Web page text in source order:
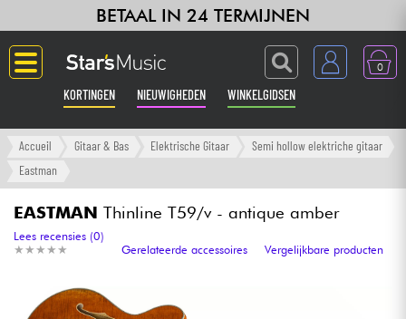
BETAAL IN 24 TERMIJNEN
0
KORTINGEN NIEUWIGHEDEN WINKELGIDSEN
Langue
Versterker & Effecten
Accueil Gitaar & Bas Elektrische Gitaar
Semi hollow elektriche gitaar
Eastman
EASTMAN Thinline T59/v - antique amber
★ ★ ★ ★ ★
★ ★ ★ ★ ★
Lees recensies (0)
Gerelateerde accessoires
Vergelijkbare producten